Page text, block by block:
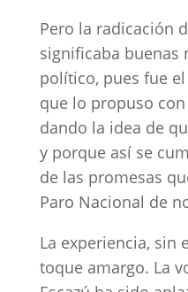
Pero la radicación
significaba buenas
político, pues fue
que lo propuso
dando la idea de
y porque así se
de las promesas
Paro Nacional de
La experiencia, sin
toque amargo. La